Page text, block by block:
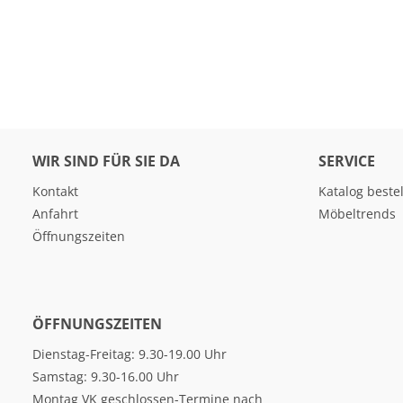
WIR SIND FÜR SIE DA
Kontakt
Anfahrt
Öffnungszeiten
SERVICE
Katalog
Möbeltrends
ÖFFNUNGSZEITEN
Dienstag-Freitag: 9.30-19.00 Uhr
Samstag: 9.30-16.00 Uhr
Montag VK geschlossen-Termine nach